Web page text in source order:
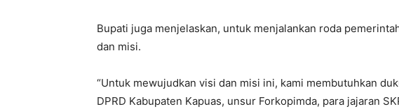
Bupati juga menjelaskan, untuk menjalankan roda
dan misi.
“Untuk mewujudkan visi dan misi ini, kami membutuhkan
DPRD Kabupaten Kapuas, unsur Forkopimda, para jajaran